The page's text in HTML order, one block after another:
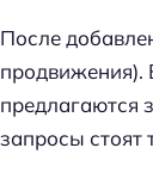
После
продвижения).
предлагаются
запросы стоят